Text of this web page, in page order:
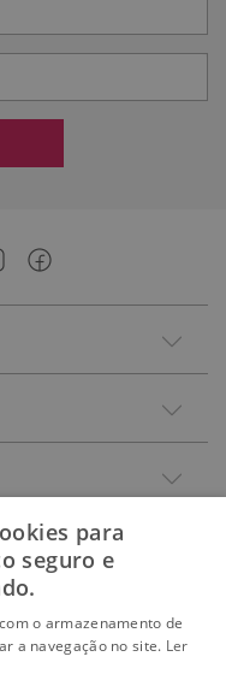
para
seguro e
o armazenamento de
a navegação no site. Ler